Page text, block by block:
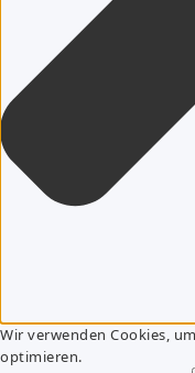
Wir verwenden Cookies,
optimieren.